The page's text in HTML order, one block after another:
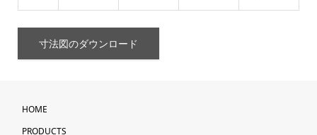
寸法図のダウンロード
HOME
PRODUCTS